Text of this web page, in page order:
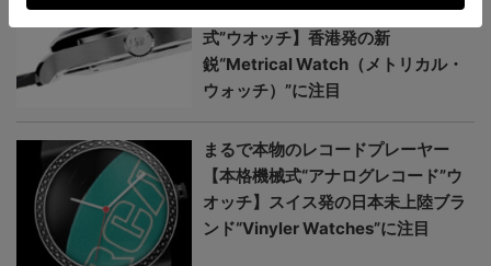
が美しい【日本未上陸“本格機械
式”ウオッチ】香港発の新
鋭“Metrical Watch（メトリカル・
ウォッチ）”に注目
まるで本物のレコードプレーヤー
【本格機械式“アナログレコード”ウ
オッチ】スイス発の日本未上陸ブラ
ンド“Vinyler Watches”に注目